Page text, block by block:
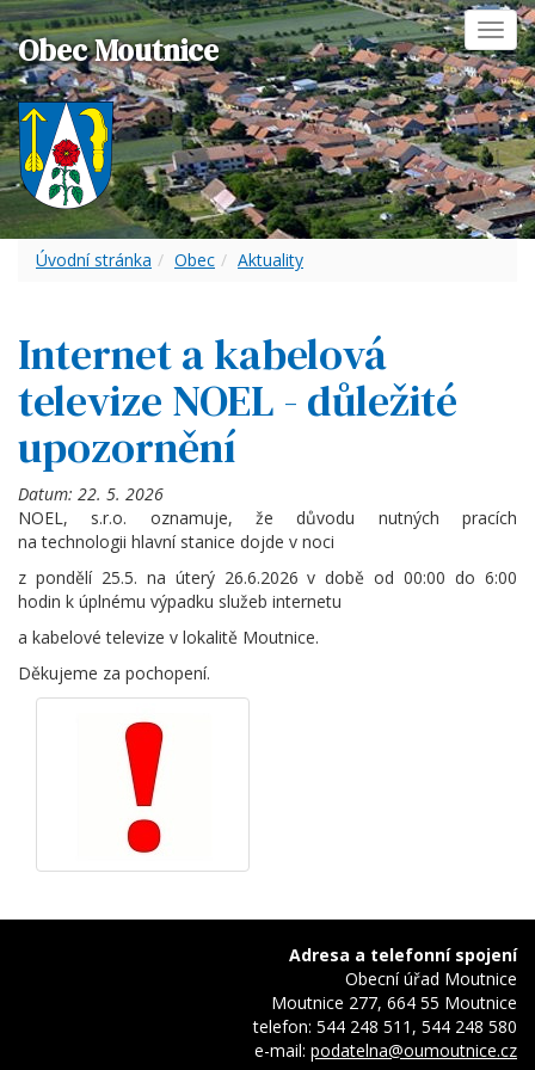
Obec Moutnice
Úvodní stránka Obec Aktuality
Internet a kabelová
televize NOEL - důležité
upozornění
Datum: 22. 5. 2026
NOEL, s.r.o. oznamuje, že důvodu nutných pracích
na technologii hlavní stanice dojde v noci
z pondělí 25.5. na úterý 26.6.2026 v době od 00:00 do 6:00
hodin k úplnému výpadku služeb internetu
a kabelové televize v lokalitě Moutnice.
Děkujeme za pochopení.
Adresa a telefonní spojení
Obecní úřad Moutnice
Moutnice 277, 664 55 Moutnice
telefon: 544 248 511, 544 248 580
e-mail: podatelna@oumoutnice.cz